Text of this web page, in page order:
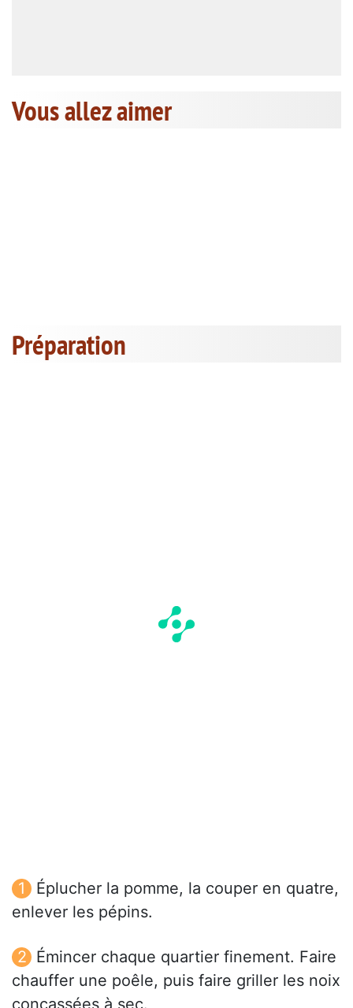
Vous allez aimer
Préparation
Éplucher la pomme, la couper en quatre,
enlever les pépins.
Émincer chaque quartier finement. Faire
chauffer une poêle, puis faire griller les noix